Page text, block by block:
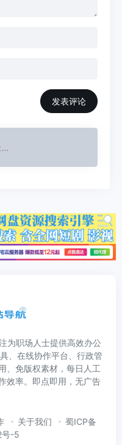
发表评论
为职场人士提供高效办公
、在线协作平台、行政管
、免版权素材，每日人工
效率。即点即用，无广告
关于我们
蜀ICP备
号-5